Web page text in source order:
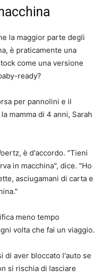
la maggior parte degli
è praticamente una
come una versione
ready?
per pannolini e il
mamma di 4 anni, Sarah
è d'accordo. "Tieni
in macchina", dice. "Ho
asciugamani di carta e
meno tempo
volta che fai un viaggio.
di aver bloccato l'auto se
si rischia di lasciare